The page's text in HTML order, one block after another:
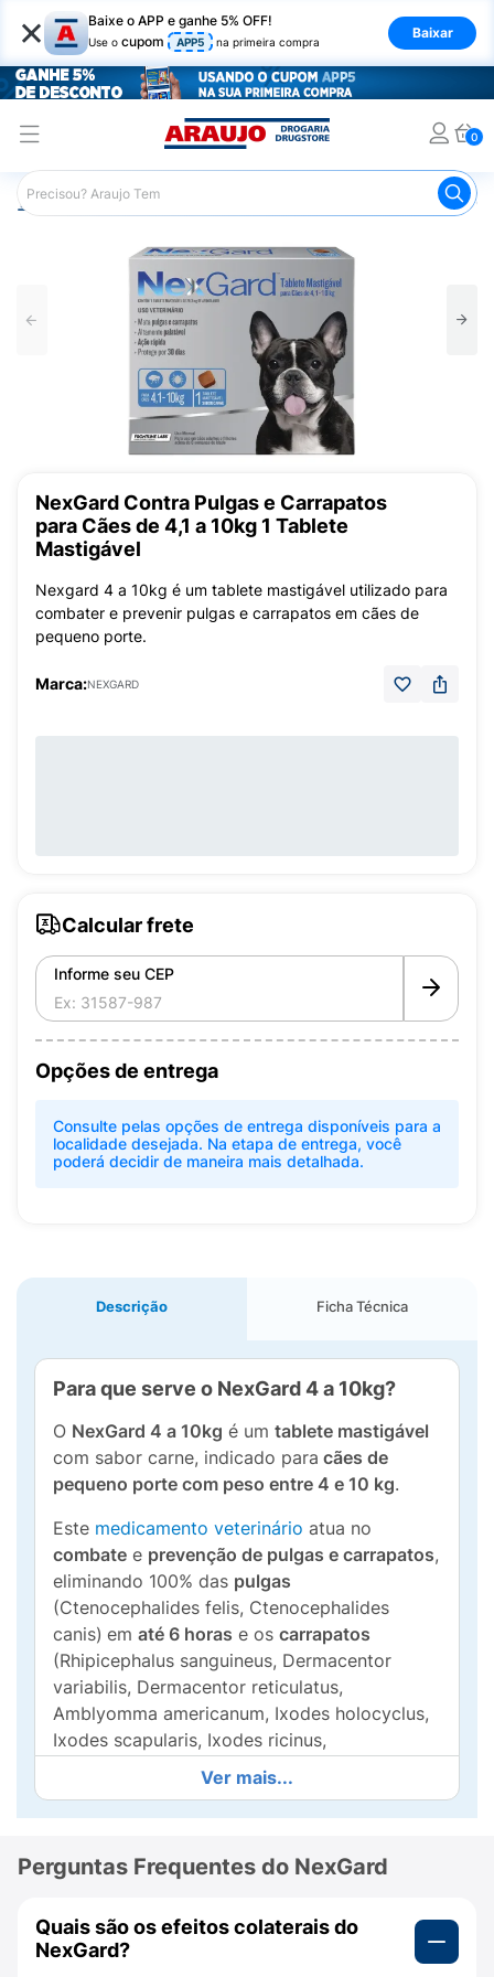
× Baixe o APP e ganhe 5% OFF!
Use o cupom APP5 na primeira compra
Baixar
0
Araujo Pet Shop Antipulgas e Parasitas
NexGard Contra Pulgas e Carrapatos
para Cães de 4,1 a 10kg 1 Tablete
Mastigável
Nexgard 4 a 10kg é um tablete mastigável utilizado para
combater e prevenir pulgas e carrapatos em cães de
pequeno porte.
Marca:NEXGARD
Calcular frete
Informe seu CEP
Opções de entrega
Consulte pelas opções de entrega disponíveis para a
localidade desejada. Na etapa de entrega, você
poderá decidir de maneira mais detalhada.
Descrição Ficha Técnica
Para que serve o NexGard 4 a 10kg?
O NexGard 4 a 10kg é um tablete mastigável
com sabor carne, indicado para cães de
pequeno porte com peso entre 4 e 10 kg.
Este medicamento veterinário atua no
combate e prevenção de pulgas e carrapatos,
eliminando 100% das pulgas
(Ctenocephalides felis, Ctenocephalides
canis) em até 6 horas e os carrapatos
(Rhipicephalus sanguineus, Dermacentor
variabilis, Dermacentor reticulatus,
Amblyomma americanum, Ixodes holocyclus,
Ixodes scapularis, Ixodes ricinus,
Haemaphysalis longicornis) em
até30 dias de proteção contínuae eficaz
conforto e saúde para o seu pet.
Como usar NexGard em cães pequenos?
Ver mais...
Perguntas Frequentes do NexGard
Quais são os efeitos colaterais do
NexGard?